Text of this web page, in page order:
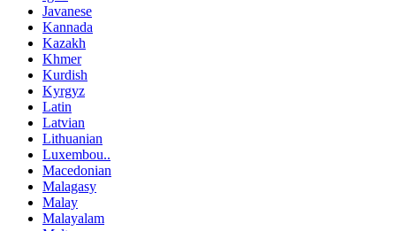
Javanese
Kannada
Kazakh
Khmer
Kurdish
Kyrgyz
Latin
Latvian
Lithuanian
Luxembou..
Macedonian
Malagasy
Malay
Malayalam